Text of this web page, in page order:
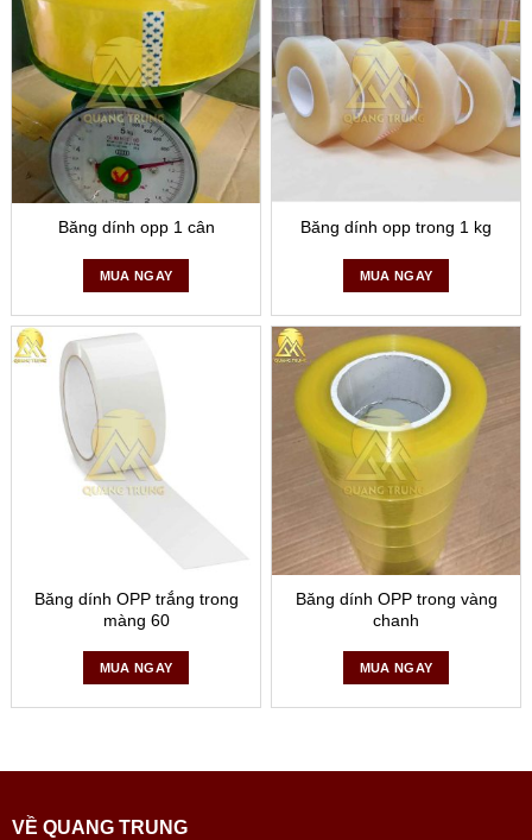
Băng dính opp 1 cân
MUA NGAY
Băng dính opp trong 1 kg
MUA NGAY
Băng dính OPP trắng trong
màng 60
MUA NGAY
Băng dính OPP trong vàng
chanh
MUA NGAY
VỀ QUANG TRUNG